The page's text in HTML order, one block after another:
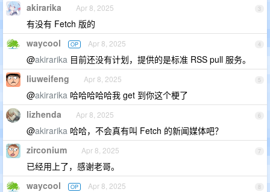
3
akirarika Apr 8, 2025
有没有 Fetch 版的
4
waycool OP Apr 8, 2025
@akirarika 目前还没有计划，提供的是标准 RSS pull 服务。
5
liuweifeng Apr 8, 2025
@akirarika 哈哈哈哈哈我 get 到你这个梗了
6
lizhenda Apr 8, 2025
@akirarika 哈哈，不会真有叫 Fetch 的新闻媒体吧？
7
zirconium Apr 8, 2025
已经用上了，感谢老哥。
8
waycool OP Apr 8, 2025